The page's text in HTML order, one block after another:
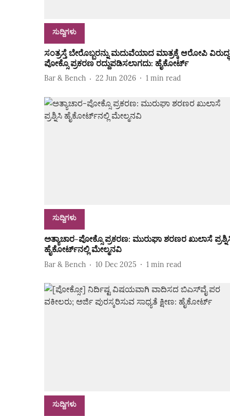
ಸುದ್ದಿಗಳು
ಸಂತ್ರಸ್ತೆ ಬೇರೊಬ್ಬರನ್ನು ಮದುವೆಯಾದ ಮಾತ್ರಕ್ಕೆ ಆರೋಪಿ
ಪೋಕ್ಸೊ ಪ್ರಕರಣ ರದ್ದುಪಡಿಸಲಾಗದು: ಹೈಕೋರ್ಟ್‌
Bar & Bench 22 Jun 2026 1 min read
ಸುದ್ದಿಗಳು
ಅತ್ಯಾಚಾರ-ಪೋಕ್ಸೊ ಪ್ರಕರಣ: ಮುರುಘಾ ಶರಣರ ಖುಲಾಸೆ
ಹೈಕೋರ್ಟ್‌ನಲ್ಲಿ ಮೇಲ್ಮನವಿ
Bar & Bench 10 Dec 2025 1 min read
ಸುದ್ದಿಗಳು